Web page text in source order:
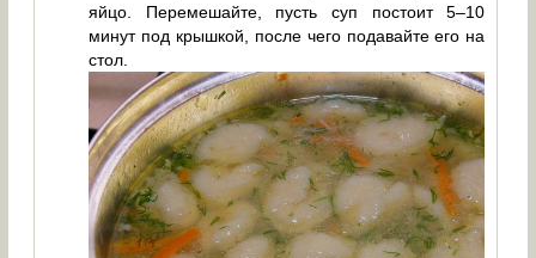
яйцо. Перемешайте, пусть суп постоит 5–10
минут под крышкой, после чего подавайте его на
стол.